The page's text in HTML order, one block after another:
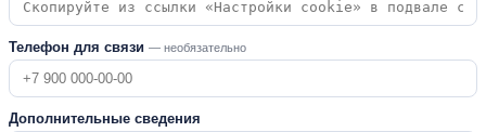
Телефон для связи — необязательно
Дополнительные сведения